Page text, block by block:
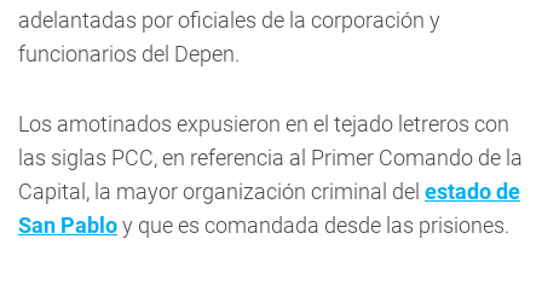
adelantadas por oficiales de la corporación y
funcionarios del Depen.
Los amotinados expusieron en el tejado letreros con
las siglas PCC, en referencia al Primer Comando de la
Capital, la mayor organización criminal del estado de
San Pabloy que es comandada desde las prisiones.